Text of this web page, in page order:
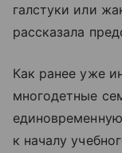
галстуки или
рассказала
Как ранее уже
многодетные
к началу